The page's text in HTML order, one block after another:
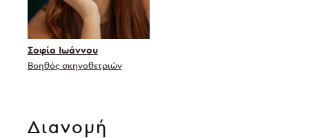
Σοφία Ιωάννου
Βοηθός σκηνοθετριών
Διανομή